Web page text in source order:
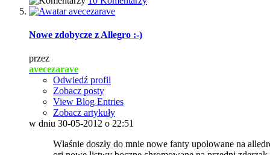
Nowe zdobycze z Allegro :-)
przez
avecezarave
Odwiedź profil
Zobacz posty
View Blog Entries
Zobacz artykuły
w dniu 30-05-2012 o 22:51
Właśnie doszły do mnie nowe fanty upolowane na